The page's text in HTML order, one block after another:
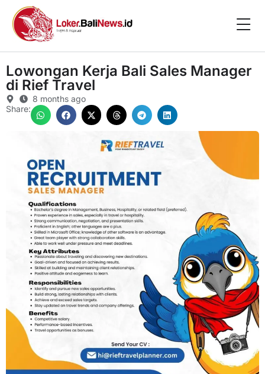
Lowongan Kerja Bali Sales Manager
di Rief Travel
8 months ago
Share: